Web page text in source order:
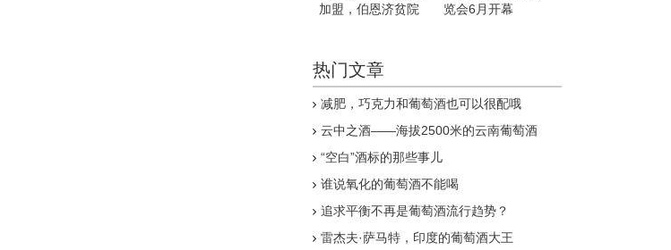
加盟，伯恩济贫院
览会6月开幕
热门文章
减肥，巧克力和葡萄酒也可以很配哦
云中之酒——海拔2500米的云南葡萄酒
“空白”酒标的那些事儿
谁说氧化的葡萄酒不能喝
追求平衡不再是葡萄酒流行趋势？
雷杰夫·萨马特，印度的葡萄酒大王